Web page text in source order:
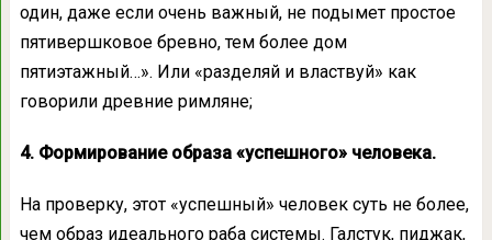
один, даже если очень важный, не подымет простое
пятивершковое бревно, тем более дом
пятиэтажный…». Или «разделяй и властвуй» как
говорили древние римляне;
4. Формирование образа «успешного» человека.
На проверку, этот «успешный» человек суть не более,
чем образ идеального раба системы. Галстук, пиджак,